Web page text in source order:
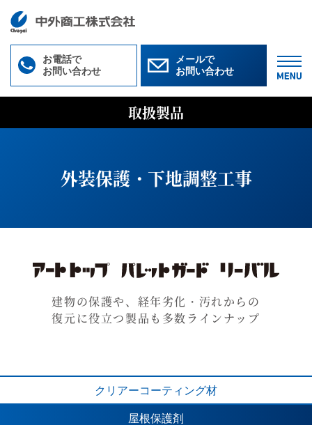
お電話で
お問い合わせ
メールで
お問い合わせ
取扱製品
外装保護・下地調整工事
建物の保護や、経年劣化・汚れからの
復元に役立つ製品も多数ラインナップ
クリアーコーティング材
屋根保護剤